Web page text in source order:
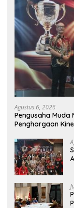
Agustus 6, 2026
Pengusaha Muda
Penghargaan